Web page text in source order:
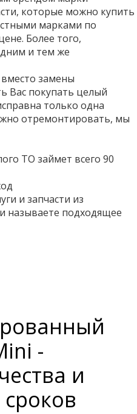
которые можно купить
марками по
Более того,
и тем же
замены
Вас покупать целый
только одна
отремонтировать, мы
ТО займет всего 90
и запчасти из
называете подходящее
-
и